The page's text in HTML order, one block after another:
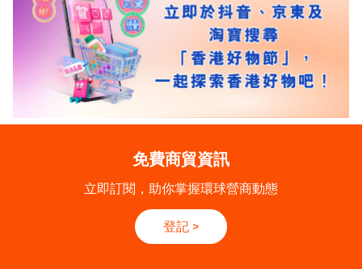
免費商貿資訊
立即訂閱，助你掌握環球營商動態
登記 >